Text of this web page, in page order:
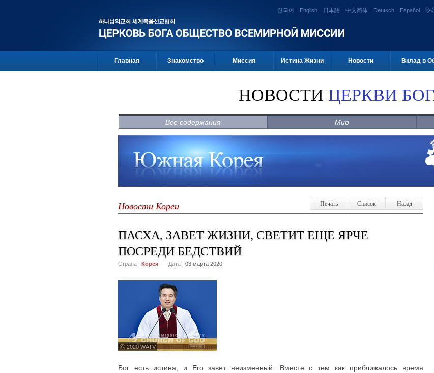
한국어 English 日本語 中文简体 Deutsch Español
Главная Знакомство Миссия Истина Жизни Новости Вклад в
НОВОСТИ ЦЕРКВИ
Все содержания Мир
Новости Кореи Печать Список Назад
ПАСХА, ЗАВЕТ ЖИЗНИ, СВЕТИТ ЕЩЕ ЯРЧЕ
ПОСРЕДИ БЕДСТВИЙ
Страна | Корея Дата | 03 марта 2020
ⓒ 2020 WATV
Бог есть истина, и Его завет неизменный. Вместе с тем как приближалось время